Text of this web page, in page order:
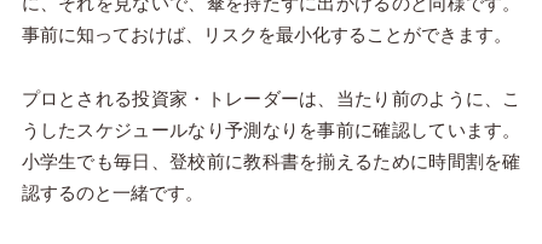
事前に知っておけば、リスクを最小化することができます。
プロとされる投資家・トレーダーは、当たり前のように、こ
うしたスケジュールなり予測なりを事前に確認しています。
小学生でも毎日、登校前に教科書を揃えるために時間割を確
認するのと一緒です。